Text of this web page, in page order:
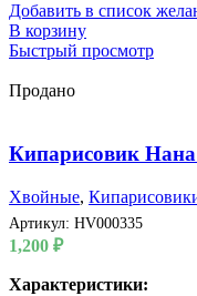
Добавить в список
В корзину
Быстрый просмотр
Продано
Кипарисовик Нана
Хвойные,
Артикул: HV000335
1,200 ₽
Характеристики: